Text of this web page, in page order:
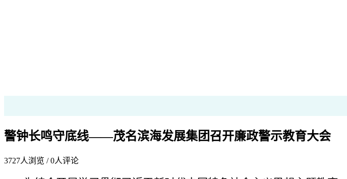
警钟长鸣守底线——茂名滨海发展集团召开廉政警示教育大会
3727人浏览 /0人评论